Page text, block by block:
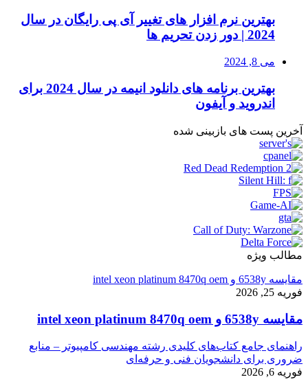
بهترین نرم افزار های تغییر آی پی رایگان در سال
2024 | دور زدن تحریم ها
می 8, 2024
بهترین برنامه های دانلود انیمه در سال 2024 برای
اندروید و آیفون
آخرین پست های بازبینی شده
مطالب ویژه
مقایسه 6538y و intel xeon platinum 8470q oem
فوریه 25, 2026
مقایسه 6538y و intel xeon platinum 8470q oem
راهنمای جامع کتاب‌های کلیدی رشته مهندسی کامپیوتر – منابع
ضروری برای دانشجویان فنی و حرفه‌ای
فوریه 6, 2026